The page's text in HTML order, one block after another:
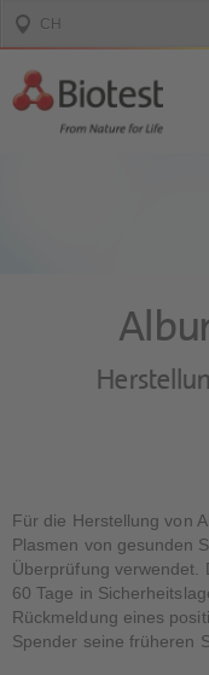
Für die Herstellung von
Plasmen von gesunden
Überprüfung verwendet.
60 Tage in
Rückmeldung eines
Spender seine früheren